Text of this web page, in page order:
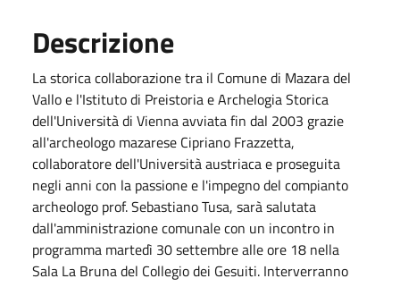
Descrizione
La storica collaborazione tra il Comune di Mazara del
Vallo e l'Istituto di Preistoria e Archelogia Storica
dell'Università di Vienna avviata fin dal 2003 grazie
all'archeologo mazarese Cipriano Frazzetta,
collaboratore dell'Università austriaca e proseguita
negli anni con la passione e l'impegno del compianto
archeologo prof. Sebastiano Tusa, sarà salutata
dall'amministrazione comunale con un incontro in
programma martedì 30 settembre alle ore 18 nella
Sala La Bruna del Collegio dei Gesuiti. Interverranno